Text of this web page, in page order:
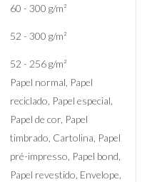
60 - 300 g/m²
52 - 300 g/m²
52 - 256 g/m²
Papel normal, Papel
reciclado, Papel especial,
Papel de cor, Papel
timbrado, Cartolina, Papel
pré-impresso, Papel bond,
Papel revestido, Envelope,